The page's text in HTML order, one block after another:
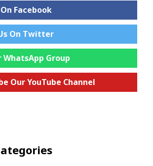
Facebook
On Twitter
WhatsApp Group
Our YouTube Channel